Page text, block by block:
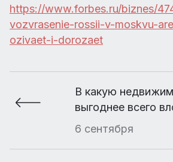
https://www.forbes.ru/biznes/
vozvrasenie-rossii-v-moskvu-
ozivaet-i-dorozaet
В какую
выгоднее всего
6 сентября